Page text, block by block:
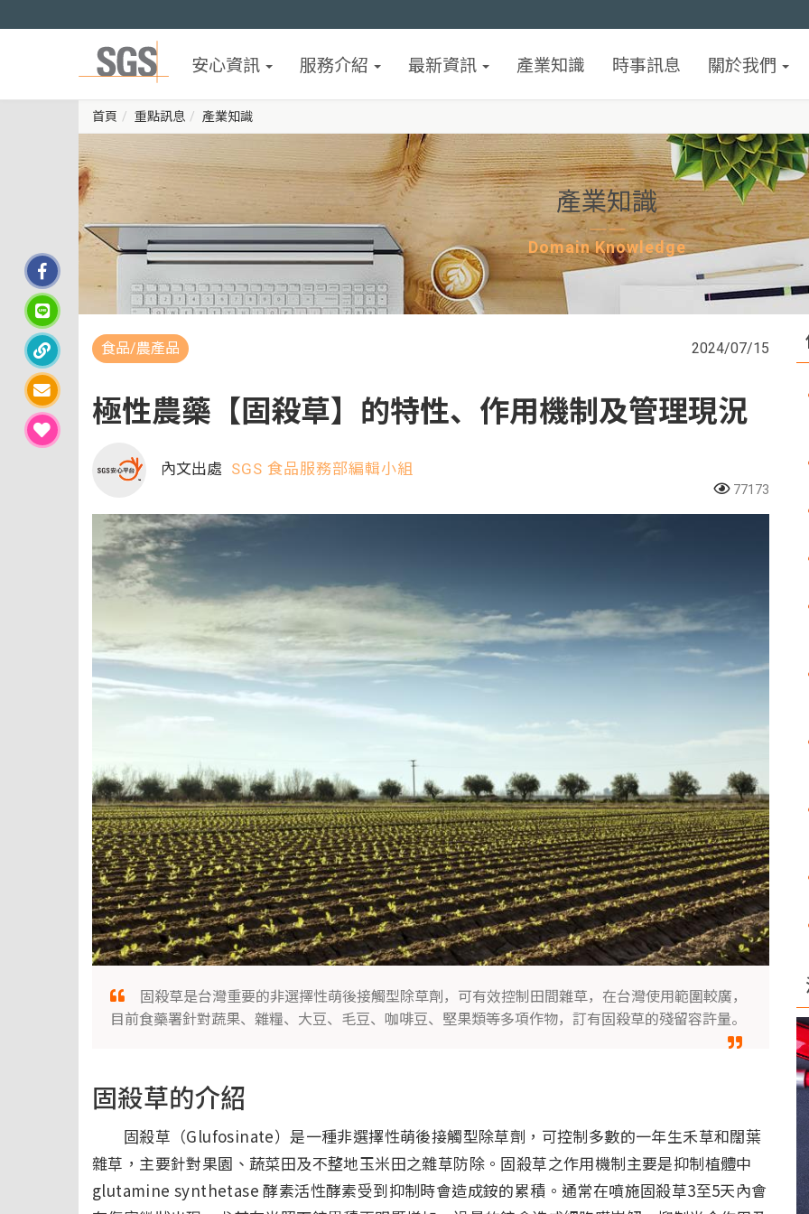
安心資訊 服務介紹 最新資訊 產業知識 時事訊息 關於我們
首頁 重點訊息 產業知識
產業知識
Domain Knowledge
食品/農產品 2024/07/15
極性農藥【固殺草】的特性、作用機制及管理現況
內文出處 SGS 食品服務部編輯小組
77173
固殺草是台灣重要的非選擇性萌後接觸型除草劑，可有效控制田間雜草，在台灣使用範圍較廣，
目前食藥署針對蔬果、雜糧、大豆、毛豆、咖啡豆、堅果類等多項作物，訂有固殺草的殘留容許量。
固殺草的介紹
固殺草（Glufosinate）是一種非選擇性萌後接觸型除草劑，可控制多數的一年生禾草和闊葉
雜草，主要針對果園、蔬菜田及不整地玉米田之雜草防除。固殺草之作用機制主要是抑制植體中
glutamine synthetase 酵素活性酵素受到抑制時會造成銨的累積。通常在噴施固殺草3至5天內會